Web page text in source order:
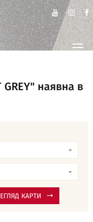
GREY" наявна в
КАРТИ